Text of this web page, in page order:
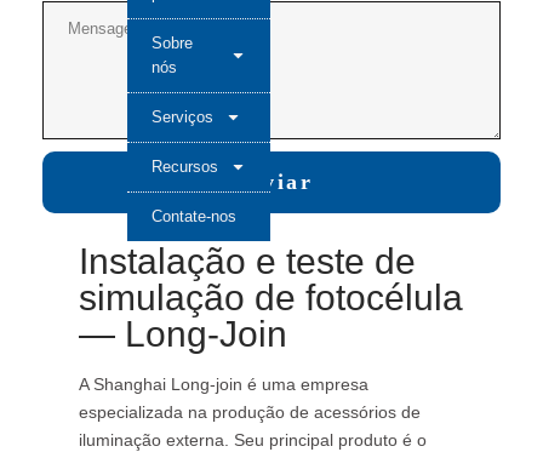
Sobre
nós
Serviços
Recursos
Contate-nos
Enviar
Instalação e teste de
simulação de fotocélula
— Long-Join
A Shanghai Long-join é uma empresa
especializada na produção de acessórios de
iluminação externa. Seu principal produto é o